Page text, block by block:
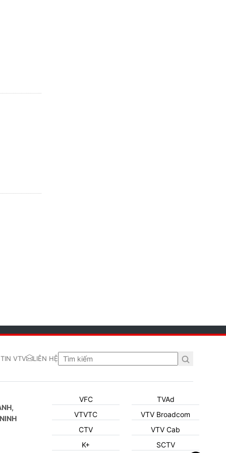
VTV LIÊN HỆ
VFC
VTVTC
CTV
K+
TVAd
VTV Broadcom
VTV Cab
SCTV